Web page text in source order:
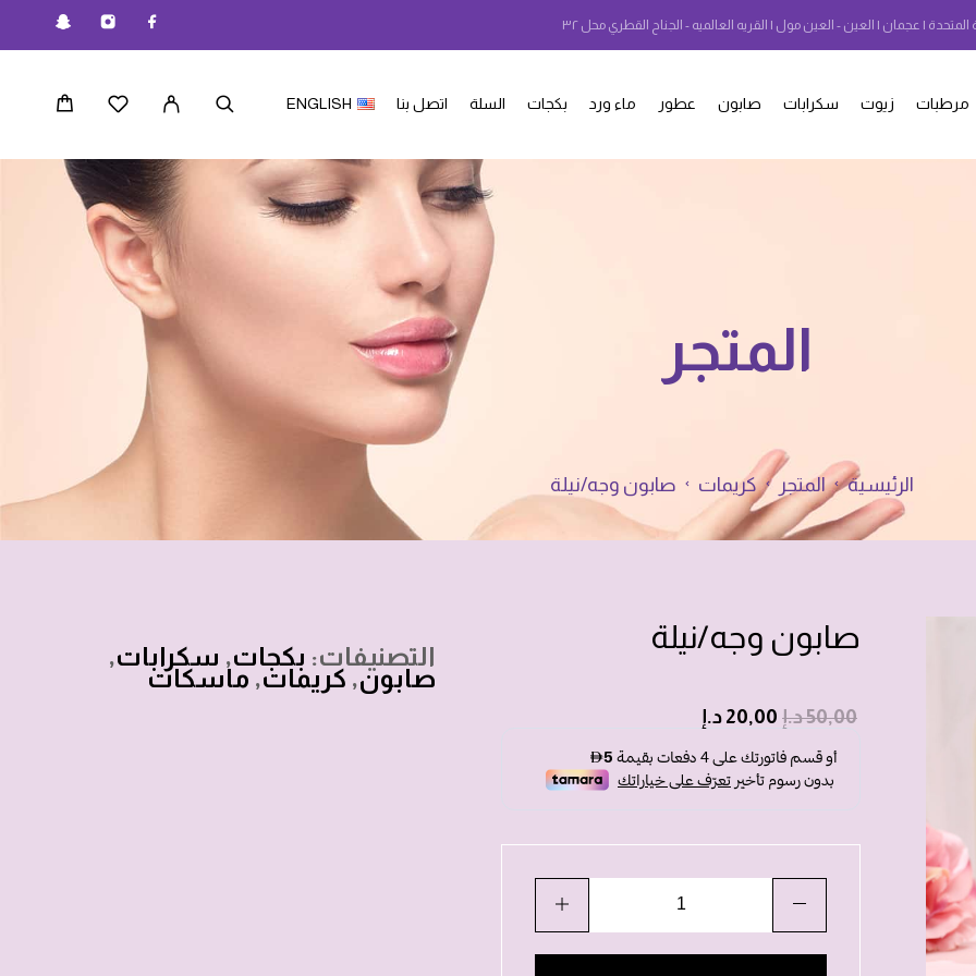
المتحدة | عجمان | العين - العين مول | القريه العالميه - الجناح القطري محل ٣٢
مرطبات زيوت سكرابات صابون عطور ماء ورد بكجات السلة اتصل بنا ENGLISH
المتجر
الرئيسية المتجر كريمات صابون وجه/نيلة
صابون وجه/نيلة
50,00د.إ 20,00 د.إ
التصنيفات: بكجات, سكرابات,
صابون, كريمات, ماسكات